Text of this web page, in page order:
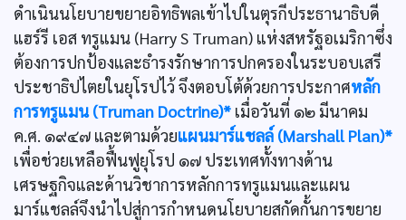
ดำเนินนโยบายขยายอิทธิพลเข้าไปในตุรกีประธานาธิบดี
แฮร์รี เอส ทรูแมน (Harry S Truman) แห่งสหรัฐอเมริกาซึ่ง
ต้องการปกป้องและธำรงรักษาการปกครองในระบอบเสรี
ประชาธิปไตยในยุโรปไว้ จึงตอบโต้ด้วยการประกาศหลัก
การทรูแมน (Truman Doctrine)* เมื่อวันที่ ๑๒ มีนาคม
ค.ศ. ๑๙๔๗ และตามด้วยแผนมาร์แชลล์ (Marshall Plan)*
เพื่อช่วยเหลือฟื้นฟูยุโรป ๑๗ ประเทศทั้งทางด้าน
เศรษฐกิจและด้านวิชาการหลักการทรูแมนและแผน
มาร์แชลล์จึงนำไปสู่การกำหนดนโยบายสกัดกั้นการขยาย